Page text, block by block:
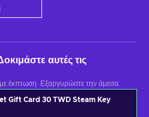
αυτές τις
έκπτωση. Εξαργυρώστε την άμεσα.
Gift Card 30 TWD Steam Key